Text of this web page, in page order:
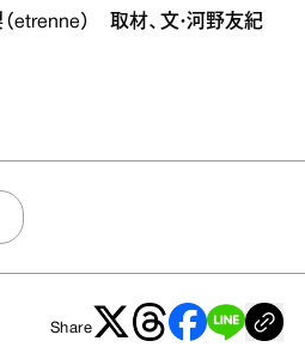
（etrenne） 取材、文・河野友紀
Share